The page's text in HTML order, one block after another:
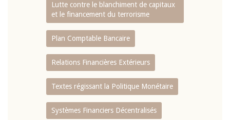
Lutte contre le blanchiment de capitaux
et le financement du terrorisme
Plan Comptable Bancaire
Relations Financières Extérieurs
Textes régissant la Politique Monétaire
Systèmes Financiers Décentralisés